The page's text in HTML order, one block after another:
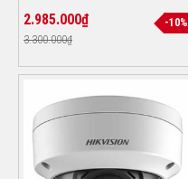
2.985.000₫
3.300.000₫
-10%